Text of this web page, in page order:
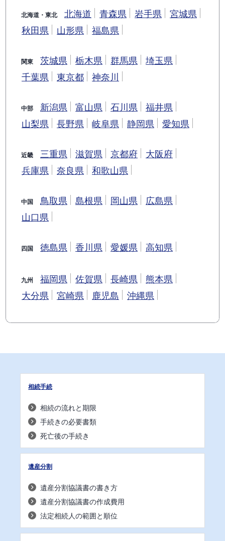
北海道・東北 北海道 青森県 岩手県
宮城県
秋田県
山形県 福島県
関東 茨城県 栃木県 群馬県
埼玉県
千葉県
東京都 神奈川
中部 新潟県 富山県 石川県
福井県
山梨県
長野県 岐阜県 静岡県 愛知県
近畿 三重県 滋賀県 京都府
大阪府
兵庫県
奈良県 和歌山県
中国 鳥取県 島根県 岡山県
広島県
山口県
四国 徳島県 香川県 愛媛県 高知県
九州 福岡県 佐賀県 長崎県
熊本県
大分県
宮崎県 鹿児島 沖縄県
相続手続
相続の流れと期限
手続きの必要書類
死亡後の手続き
遺産分割
遺産分割協議書の書き方
遺産分割協議書の作成費用
法定相続人の範囲と順位